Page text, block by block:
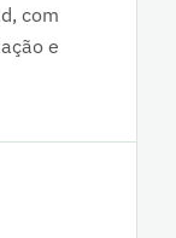
com
e